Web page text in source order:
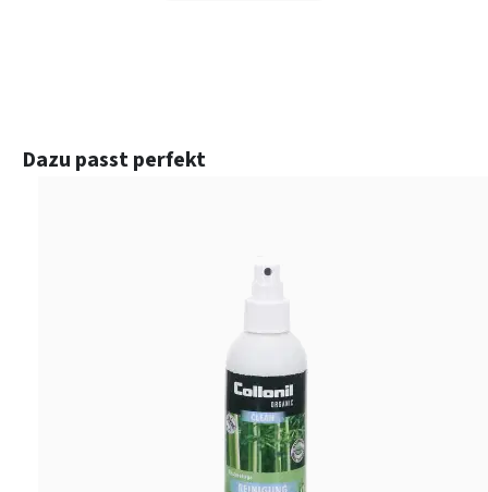
Produktgalerie überspringen
Dazu passt perfekt